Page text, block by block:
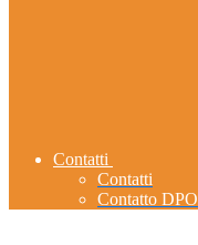
Contatti
Contatti
Contatto DPO